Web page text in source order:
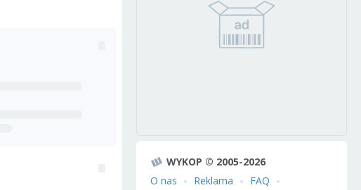
WYKOP © 2005-2026
O nas
Reklama
FAQ